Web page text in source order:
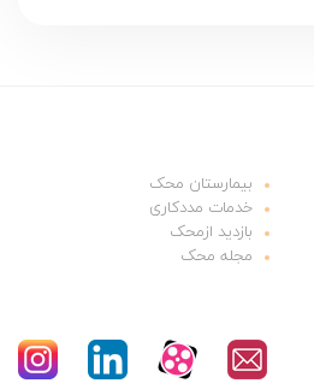
بیمارستان محک
خدمات مددکاری
بازدید ازمحک
مجله محک